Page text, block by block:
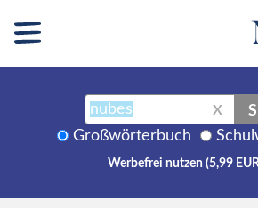
X
Großwörterbuch
Werbefrei nutzen (5,99